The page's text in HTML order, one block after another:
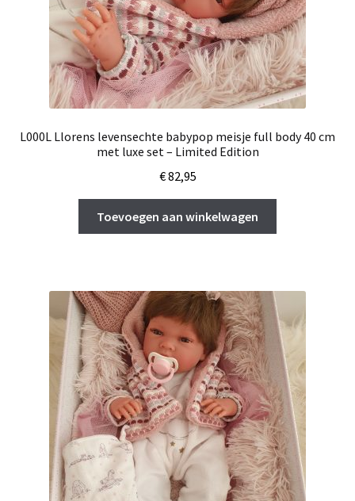
L000L Llorens levensechte babypop meisje full body 40 cm
met luxe set – Limited Edition
€82,95
Toevoegen aan winkelwagen